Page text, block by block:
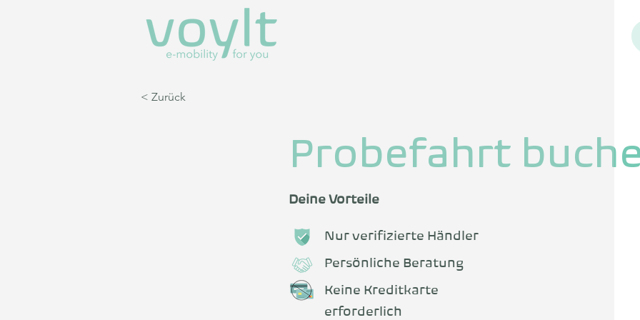
< Zurück
Probefahrt
Deine Vorteile
Nur verifizierte Händler
Persönliche Beratung
Keine Kreditkarte
erforderlich